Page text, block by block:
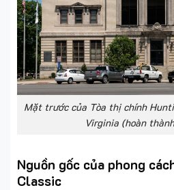
Mặt trước của Tòa thị chính
Virginia (hoàn
Nguồn gốc của phong
Classic